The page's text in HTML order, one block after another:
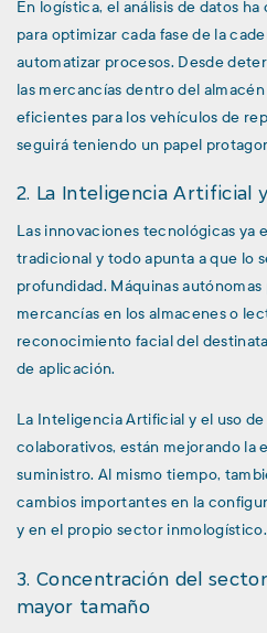
En logística, el análisis de datos
para optimizar cada fase de la
automatizar procesos. Desde
las mercancías dentro del
eficientes para los vehículos de
seguirá teniendo un papel
2. La Inteligencia Artificial
Las innovaciones tecnológicas ya
tradicional y todo apunta a que lo
profundidad. Máquinas
mercancías en los almacenes o
reconocimiento facial del
de aplicación.
La Inteligencia Artificial y el uso
colaborativos, están mejorando la
suministro. Al mismo tiempo,
cambios importantes en la
y en el propio sector inmologístico.
3. Concentración del
mayor tamaño